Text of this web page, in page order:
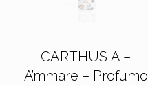
CARTHUSIA –
A’mmare – Profumo